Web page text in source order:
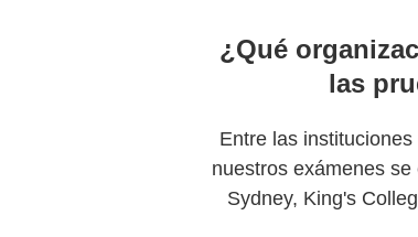
¿Qué
las
Entre las
nuestros exámenes
Sydney, King's